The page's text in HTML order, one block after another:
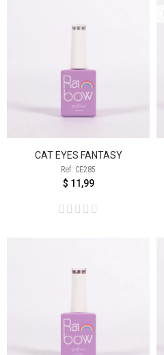
CAT EYES FANTASY
Ref: CE285
$ 11,99